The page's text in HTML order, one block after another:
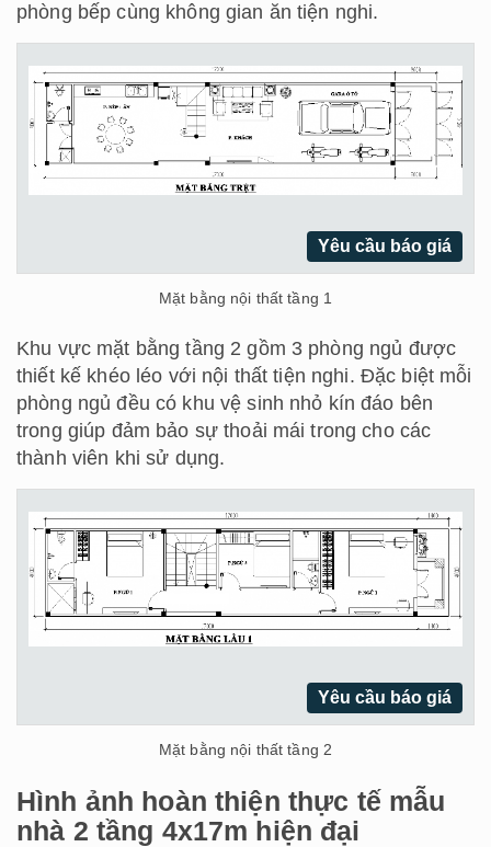
phòng bếp cùng không gian ăn tiện nghi.
Yêu cầu báo giá
Mặt bằng nội thất tầng 1
Khu vực mặt bằng tầng 2 gồm 3 phòng ngủ được
thiết kế khéo léo với nội thất tiện nghi. Đặc biệt mỗi
phòng ngủ đều có khu vệ sinh nhỏ kín đáo bên
trong giúp đảm bảo sự thoải mái trong cho các
thành viên khi sử dụng.
Yêu cầu báo giá
Mặt bằng nội thất tầng 2
Hình ảnh hoàn thiện thực tế mẫu
nhà 2 tầng 4x17m hiện đại